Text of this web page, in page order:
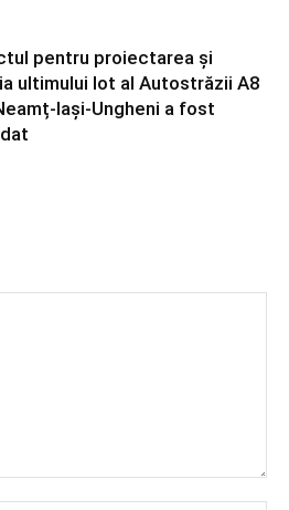
pentru proiectarea și
ultimului lot al Autostrăzii A8
Iași-Ungheni a fost